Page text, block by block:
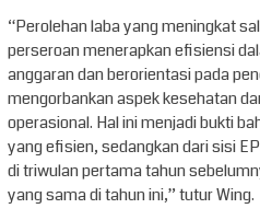
“Perolehan laba yang meningkat
perseroan menerapkan efisiensi
anggaran dan berorientasi pada
mengorbankan aspek kesehatan
operasional. Hal ini menjadi bukti
yang efisien, sedangkan dari sisi
di triwulan pertama tahun
yang sama di tahun ini,” tutur Wing.